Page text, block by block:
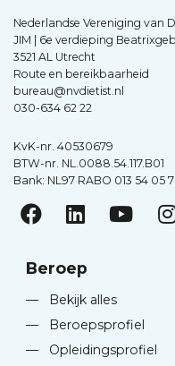
Nederlandse Vereniging van
JIM | 6e verdieping
3521 AL Utrecht
Route en bereikbaarheid
bureau@nvdietist.nl
030-634 62 22
KvK-nr. 40530679
BTW-nr. NL.0088.54.117.B01
Bank: NL97 RABO 013 54 05
Beroep
—
Bekijk alles
—
Beroepsprofiel
—
Opleidingsprofiel